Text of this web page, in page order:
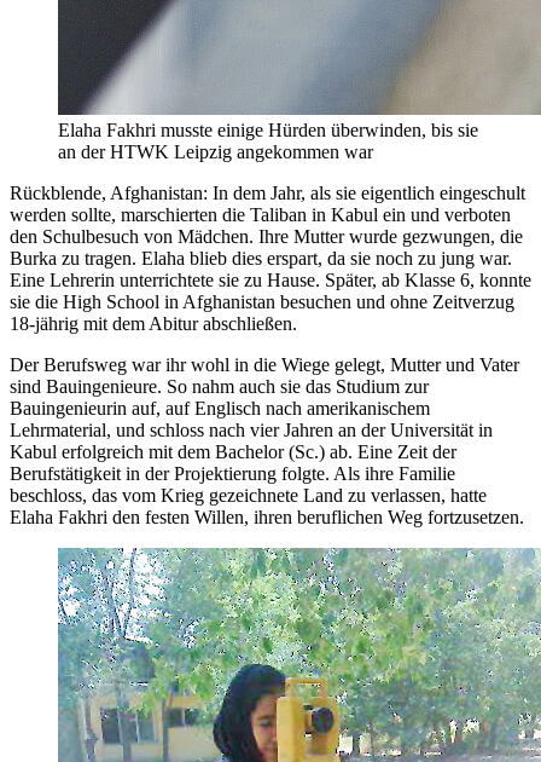
Elaha Fakhri musste einige Hürden überwinden, bis sie
an der HTWK Leipzig angekommen war
Rückblende, Afghanistan: In dem Jahr, als sie eigentlich eingeschult
werden sollte, marschierten die Taliban in Kabul ein und verboten
den Schulbesuch von Mädchen. Ihre Mutter wurde gezwungen, die
Burka zu tragen. Elaha blieb dies erspart, da sie noch zu jung war.
Eine Lehrerin unterrichtete sie zu Hause. Später, ab Klasse 6, konnte
sie die High School in Afghanistan besuchen und ohne Zeitverzug
18-jährig mit dem Abitur abschließen.
Der Berufsweg war ihr wohl in die Wiege gelegt, Mutter und Vater
sind Bauingenieure. So nahm auch sie das Studium zur
Bauingenieurin auf, auf Englisch nach amerikanischem
Lehrmaterial, und schloss nach vier Jahren an der Universität in
Kabul erfolgreich mit dem Bachelor (Sc.) ab. Eine Zeit der
Berufstätigkeit in der Projektierung folgte. Als ihre Familie
beschloss, das vom Krieg gezeichnete Land zu verlassen, hatte
Elaha Fakhri den festen Willen, ihren beruflichen Weg fortzusetzen.